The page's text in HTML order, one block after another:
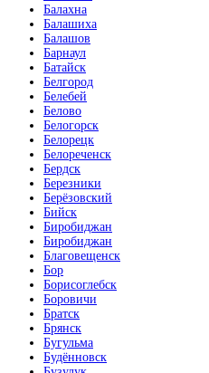
Балахна
Балашиха
Балашов
Барнаул
Батайск
Белгород
Белебей
Белово
Белогорск
Белорецк
Белореченск
Бердск
Березники
Берёзовский
Бийск
Биробиджан
Биробиджан
Благовещенск
Бор
Борисоглебск
Боровичи
Братск
Брянск
Бугульма
Будённовск